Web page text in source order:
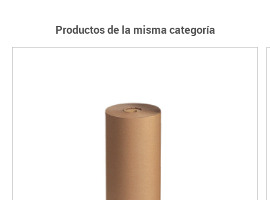
Productos de la misma categoría